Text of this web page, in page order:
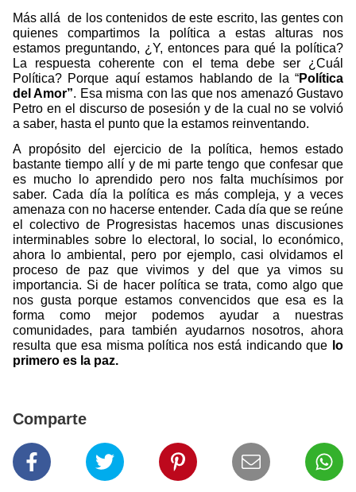
Más allá
de los contenidos de este escrito, las gentes con
quienes compartimos la política a estas alturas nos
estamos preguntando, ¿Y, entonces para qué la política?
La respuesta coherente con el tema debe ser ¿Cuál
Política? Porque aquí estamos hablando de la “Política
del Amor”. Esa misma con las que nos amenazó Gustavo
Petro en el discurso de posesión y de la cual no se volvió
a saber, hasta el punto que la estamos reinventando.
A propósito del ejercicio de la política, hemos estado
bastante tiempo allí y de mi parte tengo que confesar que
es mucho lo aprendido pero nos falta muchísimos por
saber. Cada día la política es más compleja, y a veces
amenaza con no hacerse entender. Cada día que se reúne
el colectivo de Progresistas hacemos unas discusiones
interminables sobre lo electoral, lo social, lo económico,
ahora lo ambiental, pero por ejemplo, casi olvidamos el
proceso de paz que vivimos y del que ya vimos su
importancia. Si de hacer política se trata, como algo que
nos gusta porque estamos convencidos que esa es la
forma como mejor podemos ayudar a nuestras
comunidades, para también ayudarnos nosotros, ahora
resulta que esa misma política nos está indicando que lo
primero es la paz.
Comparte